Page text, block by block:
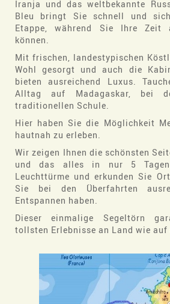
Iranja und das weltbekannte
Bleu bringt Sie schnell und
Etappe, während Sie Ihre Zeit
können.
Mit frischen, landestypischen
Wohl gesorgt und auch die
bieten ausreichend Luxus.
Alltag auf Madagaskar, bei
traditionellen Schule.
Hier haben Sie die Möglichkeit
hautnah zu erleben.
Wir zeigen Ihnen die schönsten
und das alles in nur 5
Leuchttürme und erkunden Sie
Sie bei den Überfahrten
Entspannen haben.
Dieser einmalige Segeltörn
tollsten Erlebnisse an Land wie auf